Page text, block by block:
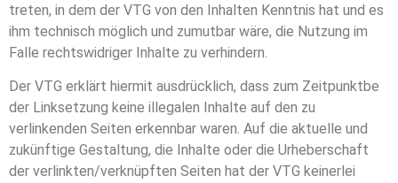
treten, in dem der VTG von den Inhalten Kenntnis hat und es
ihm technisch möglich und zumutbar wäre, die Nutzung im
Falle rechtswidriger Inhalte zu verhindern.
Der VTG erklärt hiermit ausdrücklich, dass zum Zeitpunktbe
der Linksetzung keine illegalen Inhalte auf den zu
verlinkenden Seiten erkennbar waren. Auf die aktuelle und
zukünftige Gestaltung, die Inhalte oder die Urheberschaft
der verlinkten/verknüpften Seiten hat der VTG keinerlei